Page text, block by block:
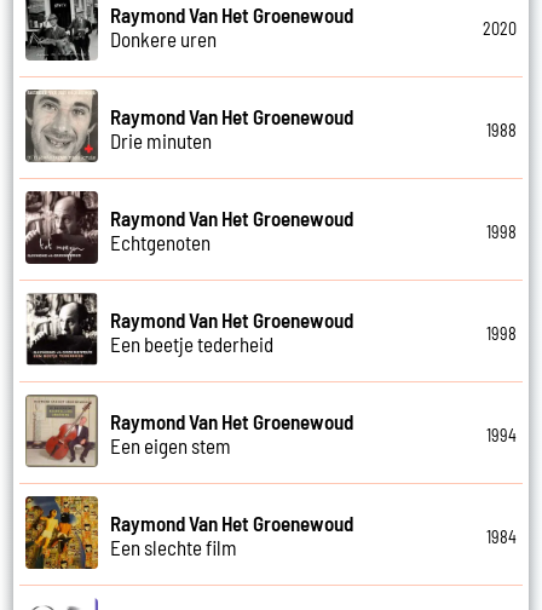
Raymond Van Het Groenewoud
Donkere uren
2020
Raymond Van Het Groenewoud
Drie minuten
1988
Raymond Van Het Groenewoud
Echtgenoten
1998
Raymond Van Het Groenewoud
Een beetje tederheid
1998
Raymond Van Het Groenewoud
Een eigen stem
1994
Raymond Van Het Groenewoud
Een slechte film
1984